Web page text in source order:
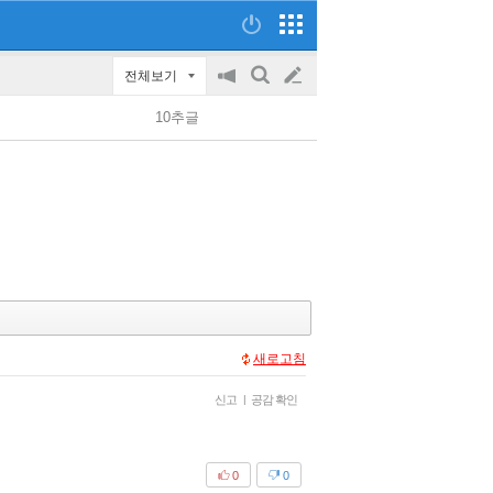
전체보기
공
on/off
검
글
쓰
10추글
새로고침
신고 | 공감 확인
0
0